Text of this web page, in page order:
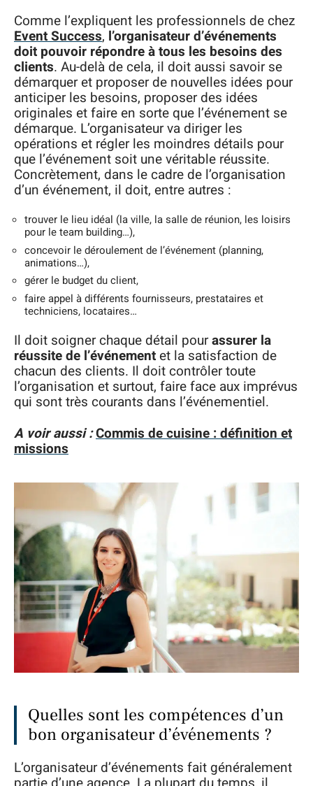
Comme l’expliquent les professionnels de chez
Event Success, l’organisateur d’événements
doit pouvoir répondre à tous les besoins des
clients. Au-delà de cela, il doit aussi savoir se
démarquer et proposer de nouvelles idées pour
anticiper les besoins, proposer des idées
originales et faire en sorte que l’événement se
démarque. L’organisateur va diriger les
opérations et régler les moindres détails pour
que l’événement soit une véritable réussite.
Concrètement, dans le cadre de l’organisation
d’un événement, il doit, entre autres :
trouver le lieu idéal (la ville, la salle de réunion, les loisirs
pour le team building…),
concevoir le déroulement de l’événement (planning,
animations…),
gérer le budget du client,
faire appel à différents fournisseurs, prestataires et
techniciens, locataires…
Il doit soigner chaque détail pourassurer la
réussite de l’événementet la satisfaction de
chacun des clients. Il doit contrôler toute
l’organisation et surtout, faire face aux imprévus
qui sont très courants dans l’événementiel.
A voir aussi :Commis de cuisine : définition et
missions
Quelles sont les compétences d’un
bon organisateur d’événements ?
L’organisateur d’événements fait généralement